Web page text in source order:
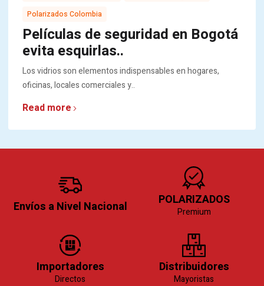
Polarizados Colombia
Películas de seguridad en Bogotá
evita esquirlas..
Los vidrios son elementos indispensables en hogares,
oficinas, locales comerciales y..
Read more
Envíos a Nivel Nacional POLARIZADOS
Premium
Importadores
Directos
Distribuidores
Mayoristas